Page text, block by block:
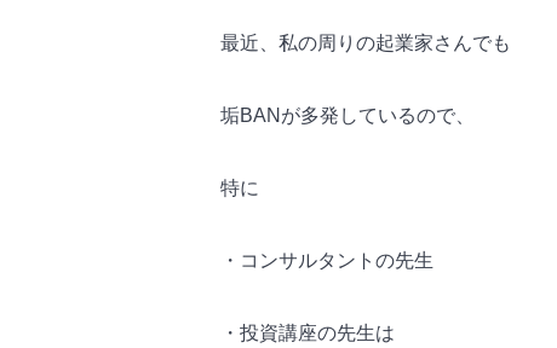
最近、私の周りの起業家さんでも
垢BANが多発しているので、
特に
・コンサルタントの先生
・投資講座の先生は